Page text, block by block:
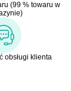
(99 % towaru w
obsługi klienta